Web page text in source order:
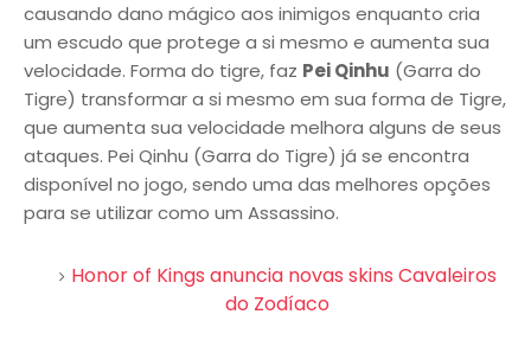
causando dano mágico aos inimigos enquanto cria
um escudo que protege a si mesmo e aumenta sua
velocidade. Forma do tigre, faz Pei Qinhu (Garra do
Tigre) transformar a si mesmo em sua forma de Tigre,
que aumenta sua velocidade melhora alguns de seus
ataques. Pei Qinhu (Garra do Tigre) já se encontra
disponível no jogo, sendo uma das melhores opções
para se utilizar como um Assassino.
Honor of Kings anuncia novas skins Cavaleiros
do Zodíaco